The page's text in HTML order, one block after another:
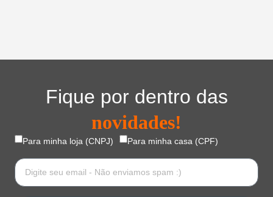
Fique por dentro das
novidades!
Para minha loja (CNPJ) Para minha casa (CPF)